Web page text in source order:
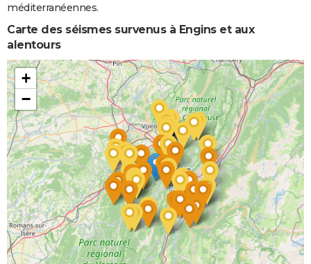
méditerranéennes.
Carte des séismes survenus à Engins et aux
alentours
+
−